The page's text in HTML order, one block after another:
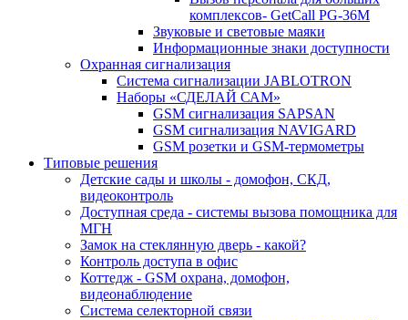
комплексов- GetCall PG-36M
Звуковые и световые маяки
Информационные знаки доступности
Охранная сигнализация
Система сигнализации JABLOTRON
Наборы «СДЕЛАЙ САМ»
GSM сигнализация SAPSAN
GSM сигнализация NAVIGARD
GSM розетки и GSM-термометры
Типовые решения
Детские сады и школы - домофон, СКД,
видеоконтроль
Доступная среда - системы вызова помощника для
МГН
Замок на стеклянную дверь - какой?
Контроль доступа в офис
Коттедж - GSM охрана, домофон,
видеонаблюдение
Система селекторной связи